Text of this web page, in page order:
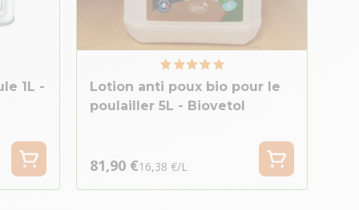
1L -
Lotion anti poux bio pour le
poulailler 5L - Biovetol
81,90 €16,38 €/L